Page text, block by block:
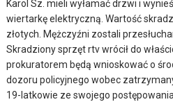
Karol Sz. mieli wyłamać drzwi i
wiertarkę elektryczną. Wartość
złotych. Mężczyźni zostali
Skradziony sprzęt rtv wrócił do
prokuratorem będą wnioskować o
dozoru policyjnego wobec
19-latkowie ze swojego